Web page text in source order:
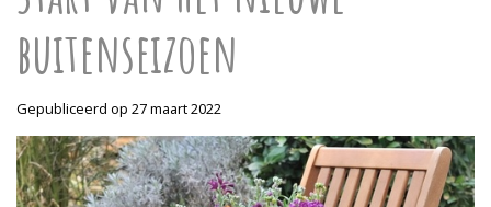
buitenseizoen
Gepubliceerd op 27 maart 2022